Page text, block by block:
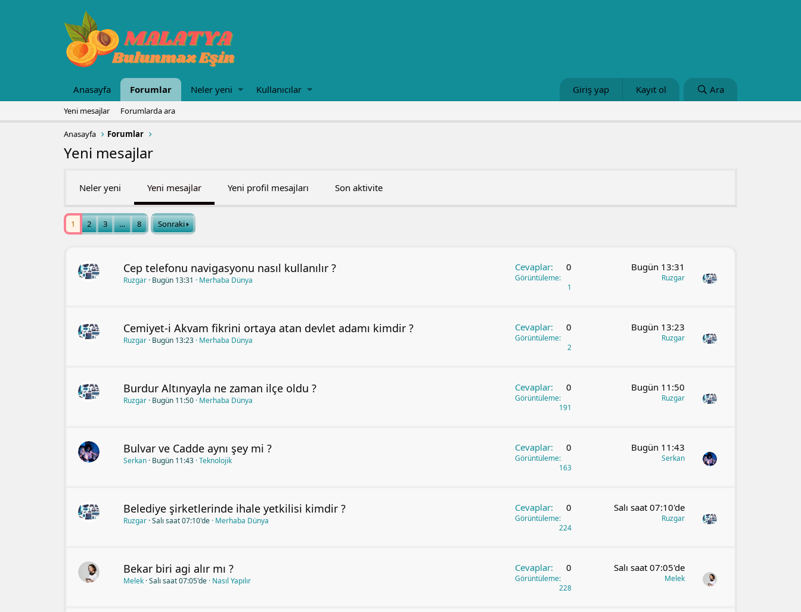
Anasayfa Forumlar Neler yeni Kullanıcılar Giriş yap Kayıt ol Ara
Yeni mesajlar Forumlarda ara
Anasayfa Forumlar
Yeni mesajlar
Neler yeni Yeni mesajlar Yeni profil mesajları Son aktivite
1 2 3 … 8 Sonraki
Cep telefonu navigasyonu nasıl kullanılır ?
Ruzgar Bugün 13:31 Merhaba Dünya
Cevaplar 0
Görüntüleme
1
Bugün 13:31
Ruzgar
Cemiyet-i Akvam fikrini ortaya atan devlet adamı kimdir ?
Ruzgar Bugün 13:23 Merhaba Dünya
Cevaplar 0
Görüntüleme
2
Bugün 13:23
Ruzgar
Burdur Altınyayla ne zaman ilçe oldu ?
Ruzgar Bugün 11:50 Merhaba Dünya
Cevaplar 0
Görüntüleme
191
Bugün 11:50
Ruzgar
Bulvar ve Cadde aynı şey mi ?
Serkan Bugün 11:43 Teknolojik
Cevaplar 0
Görüntüleme
163
Bugün 11:43
Serkan
Belediye şirketlerinde ihale yetkilisi kimdir ?
Ruzgar Salı saat 07:10'de Merhaba Dünya
Cevaplar 0
Görüntüleme
224
Salı saat 07:10'de
Ruzgar
Bekar biri agi alır mı ?
Melek Salı saat 07:05'de Nasıl Yapılır
Cevaplar 0
Görüntüleme
228
Salı saat 07:05'de
Melek